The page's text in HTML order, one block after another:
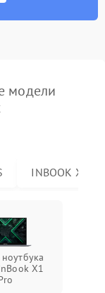
модели
INBOOK X2
X1